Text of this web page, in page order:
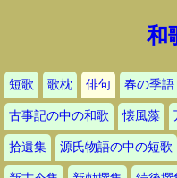
和
短歌 歌枕 俳句 春の季語
古事記の中の和歌 懐風藻
拾遺集 源氏物語の中の短歌